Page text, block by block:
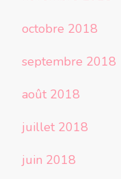
octobre 2018
septembre 2018
août 2018
juillet 2018
juin 2018